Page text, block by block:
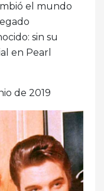
el mundo
sin su
en Pearl
de 2019